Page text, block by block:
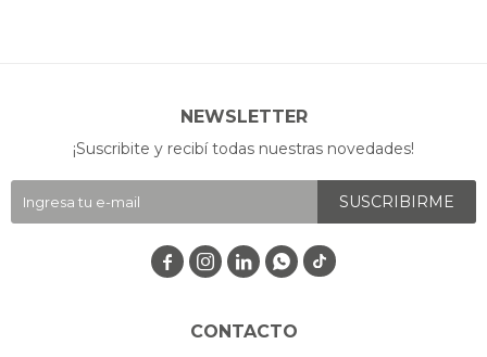
CONTACTO
NEWSLETTER
¡Suscribite y recibí todas nuestras novedades!
SUSCRIBIRME
   